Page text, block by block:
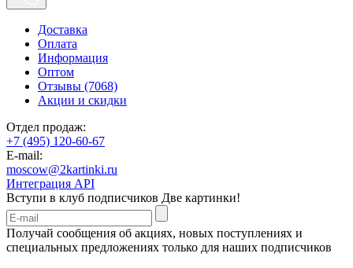
Доставка
Оплата
Информация
Оптом
Отзывы (7068)
Акции и скидки
Отдел продаж:
+7 (495) 120-60-67
E-mail:
moscow@2kartinki.ru
Интеграция API
Вступи в клуб подписчиков Две картинки!
Получай сообщения об акциях, новых поступлениях и
специальных предложениях только для наших подписчиков